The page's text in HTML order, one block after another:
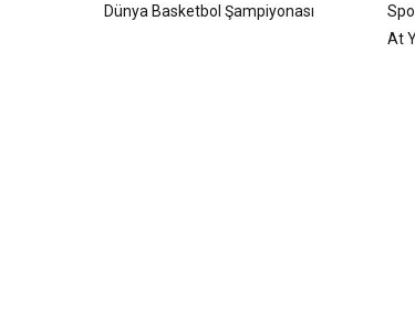
Dünya Basketbol Şampiyonası
At